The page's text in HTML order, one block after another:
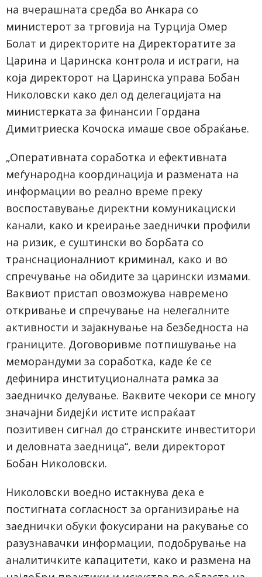
на вчерашната средба во Анкара со
министерот за трговија на Турција Омер
Болат и директорите на Директоратите за
Царина и Царинска контрола и истраги, на
која директорот на Царинска управа Бобан
Николовски како дел од делегацијата на
министерката за финансии Гордана
Димитриеска Кочоска имаше свое обраќање.
„Оперативната соработка и ефективната
меѓународна координација и размената на
информации во реално време преку
воспоставување директни комуникациски
канали, како и креирање заеднички профили
на ризик, е суштински во борбата со
транснационалниот криминал, како и во
спречување на обидите за царински измами.
Ваквиот пристап овозможува навремено
откривање и спречување на нелегалните
активности и зајакнување на безбедноста на
границите. Договоривме потпишување на
меморандуми за соработка, каде ќе се
дефинира институционалната рамка за
заедничко делување. Ваквите чекори се многу
значајни бидејќи истите испраќаат
позитивен сигнал до странските инвеститори
и деловната заедница“, вели директорот
Бобан Николовски.
Николовски воедно истакнува дека е
постигната согласност за организирање на
заеднички обуки фокусирани на ракување со
разузнавачки информации, подобрување на
аналитичките капацитети, како и размена на